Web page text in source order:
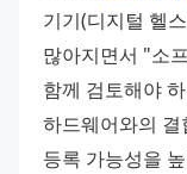
기기(디지털 헬
많아지면서 "소
함께 검토해야
하드웨어와의
등록 가능성을